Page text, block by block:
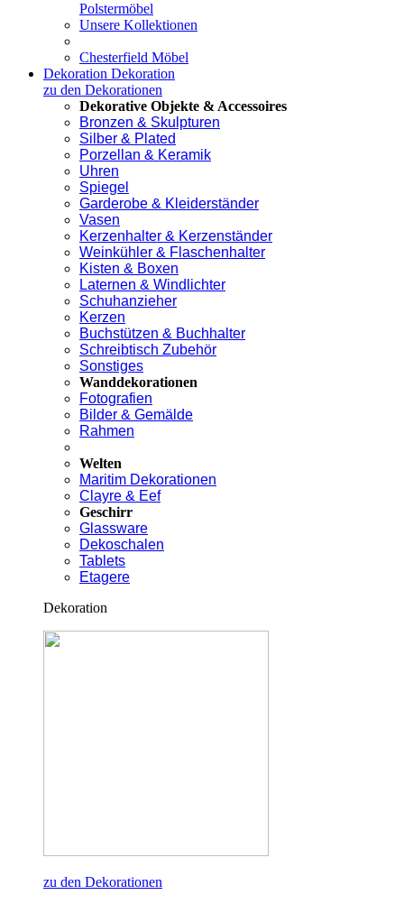
Polstermöbel
Unsere Kollektionen
Chesterfield Möbel
Dekoration Dekoration
zu den Dekorationen
Dekorative Objekte & Accessoires
Bronzen & Skulpturen
Silber & Plated
Porzellan & Keramik
Uhren
Spiegel
Garderobe & Kleiderständer
Vasen
Kerzenhalter & Kerzenständer
Weinkühler & Flaschenhalter
Kisten & Boxen
Laternen & Windlichter
Schuhanzieher
Kerzen
Buchstützen & Buchhalter
Schreibtisch Zubehör
Sonstiges
Wanddekorationen
Fotografien
Bilder & Gemälde
Rahmen
Welten
Maritim Dekorationen
Clayre & Eef
Geschirr
Glassware
Dekoschalen
Tablets
Etagere
Dekoration
zu den Dekorationen